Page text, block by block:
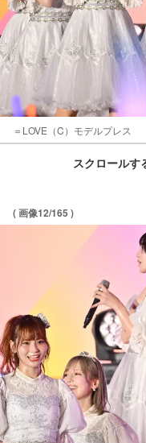
＝LOVE（C）モデルプレス
スクロールす
( 画像12/165 )